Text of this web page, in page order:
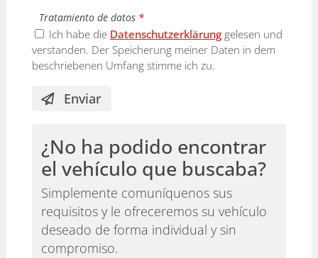
Tratamiento de datos *
Ich habe die Datenschutzerklärunggelesen und
verstanden. Der Speicherung meiner Daten in dem
beschriebenen Umfang stimme ich zu.
Enviar
¿No ha podido encontrar
el vehículo que buscaba?
Simplemente comuníquenos sus
requisitos y le ofreceremos su vehículo
deseado de forma individual y sin
compromiso.